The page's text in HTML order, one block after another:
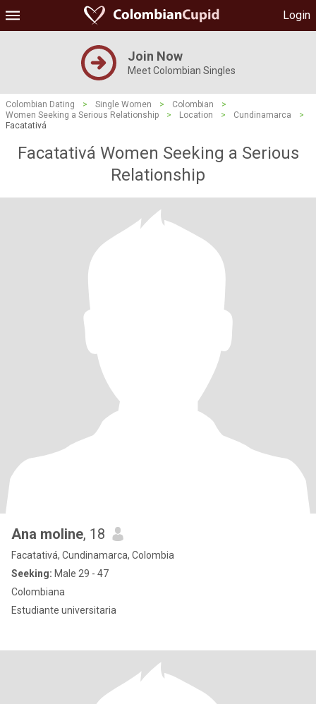
Login
Join Now
Meet Colombian Singles
Colombian Dating > Single Women > Colombian
>
Women Seeking a Serious Relationship
> Location > Cundinamarca
>
Facatativá
Facatativá Women Seeking a Serious
Relationship
Ana moline, 18
Facatativá, Cundinamarca, Colombia
Seeking: Male 29 - 47
Colombiana
Estudiante universitaria